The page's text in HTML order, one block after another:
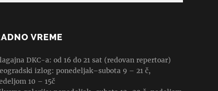
VREME
DKC-a: od 16 do 21 sat (redovan repertoar)
izlog: ponedeljak–subota 9 – 21 č,
10 – 15č